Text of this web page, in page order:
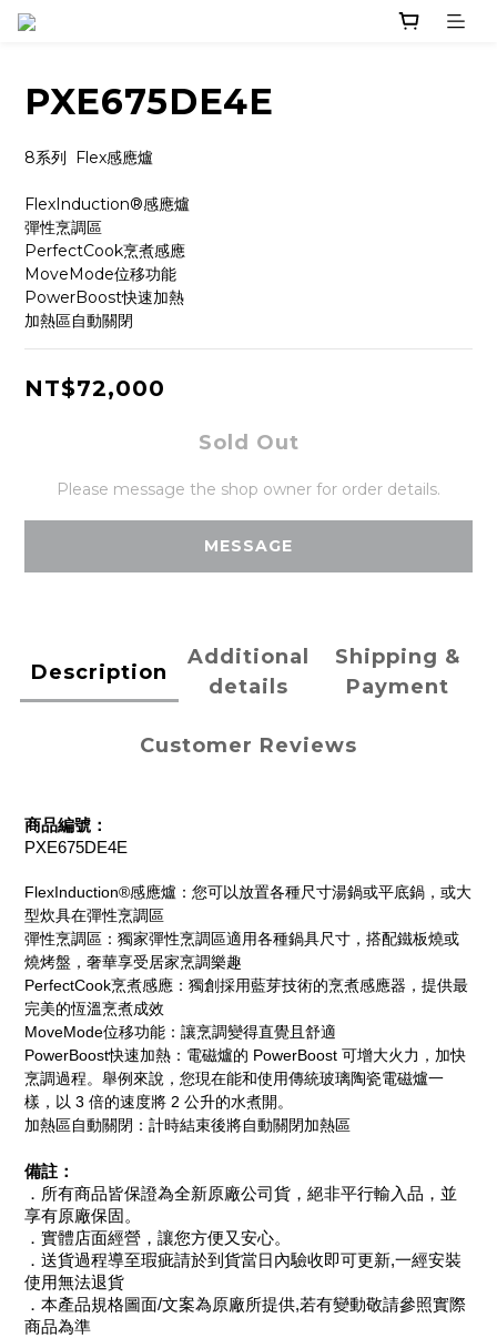
PXE675DE4E
8系列  Flex感應爐
FlexInduction®感應爐
彈性烹調區
PerfectCook烹煮感應
MoveMode位移功能
PowerBoost快速加熱
加熱區自動關閉
NT$72,000
Sold Out
Please message the shop owner for order details.
MESSAGE
Description
Additional
details
Shipping &
Payment
Customer Reviews
商品編號：
PXE675DE4E
FlexInduction®感應爐：您可以放置各種尺寸湯鍋或平底鍋，或大
型炊具在彈性烹調區
彈性烹調區：獨家彈性烹調區適用各種鍋具尺寸，搭配鐵板燒或
燒烤盤，奢華享受居家烹調樂趣
PerfectCook烹煮感應：獨創採用藍芽技術的烹煮感應器，提供最
完美的恆溫烹煮成效
MoveMode位移功能：讓烹調變得直覺且舒適
PowerBoost快速加熱：電磁爐的 PowerBoost 可增大火力，加快
烹調過程。舉例來說，您現在能和使用傳統玻璃陶瓷電磁爐一
樣，以 3 倍的速度將 2 公升的水煮開。
加熱區自動關閉：計時結束後將自動關閉加熱區
備註：
．所有商品皆保證為全新原廠公司貨，絕非平行輸入品，並
享有原廠保固。
．實體店面經營，讓您方便又安心。
．送貨過程導至瑕疵請於到貨當日內驗收即可更新,一經安裝
使用無法退貨
．本產品規格圖面/文案為原廠所提供,若有變動敬請參照實際
商品為準